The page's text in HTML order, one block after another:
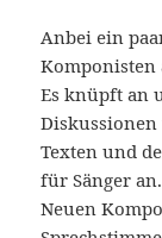
Anbei ein
Komponisten
Es knüpft an
Texten und
für Sänger
Neuen